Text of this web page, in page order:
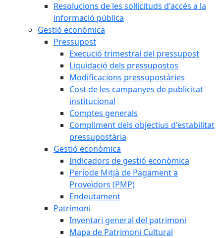
Resolucions de les sol·licituds d'accés a la
informació pública
Gestió econòmica
Pressupost
Execució trimestral del pressupost
Liquidació dels pressupostos
Modificacions pressupostàries
Cost de les campanyes de publicitat
institucional
Comptes generals
Compliment dels objectius d'estabilitat
pressupostària
Gestió econòmica
Indicadors de gestió econòmica
Període Mitjà de Pagament a
Proveïdors (PMP)
Endeutament
Patrimoni
Inventari general del patrimoni
Mapa de Patrimoni Cultural